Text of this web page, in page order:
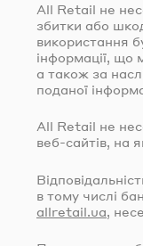
All Retail не
збитки або
використання
інформації, що
а також за
поданої
All Retail не
веб-сайтів, на
в тому числі
allretail.ua,